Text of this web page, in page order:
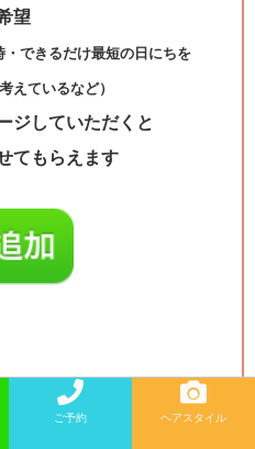
望
・できるだけ最短の日にちを
えているなど）
ジしていただくと
てもらえます
ご予約 ヘアスタイル